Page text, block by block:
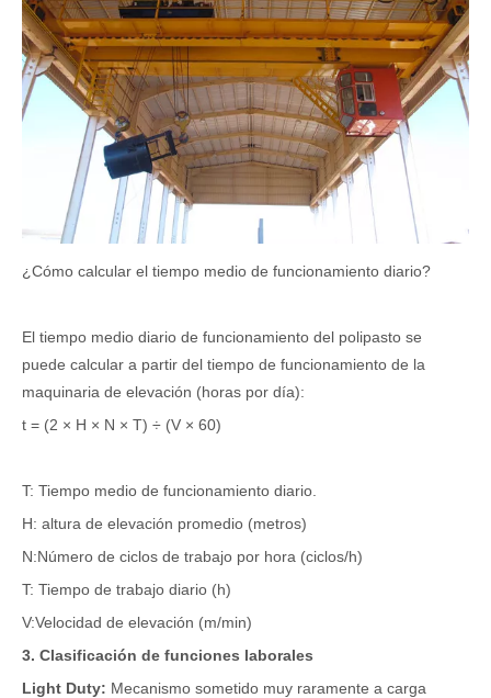
¿Cómo calcular el tiempo medio de funcionamiento diario?
El tiempo medio diario de funcionamiento del polipasto se
puede calcular a partir del tiempo de funcionamiento de la
maquinaria de elevación (horas por día):
t = (2 × H × N × T) ÷ (V × 60)
T: Tiempo medio de funcionamiento diario.
H: altura de elevación promedio (metros)
N:Número de ciclos de trabajo por hora (ciclos/h)
T: Tiempo de trabajo diario (h)
V:Velocidad de elevación (m/min)
3. Clasificación de funciones laborales
Light Duty: Mecanismo sometido muy raramente a carga